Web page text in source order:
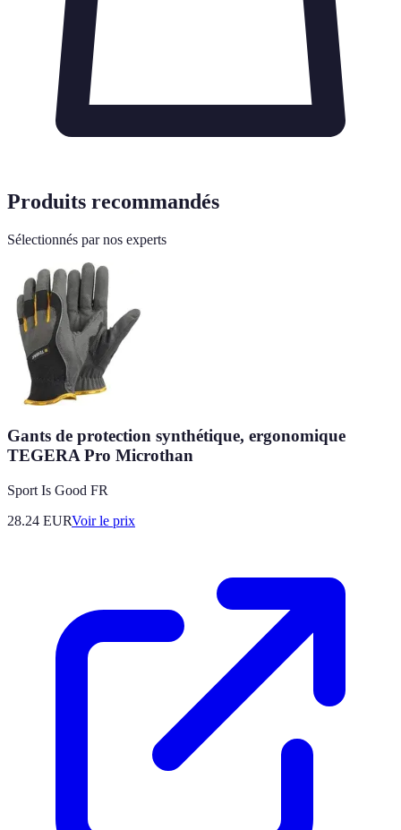
Produits recommandés
Sélectionnés par nos experts
Gants de protection synthétique, ergonomique
TEGERA Pro Microthan
Sport Is Good FR
28.24 EURVoir le prix